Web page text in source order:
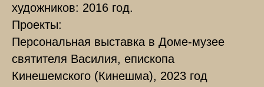
художников: 2016 год.
Проекты:
Персональная выставка в Доме-музее
святителя Василия, епископа
Кинешемского (Кинешма), 2023 год